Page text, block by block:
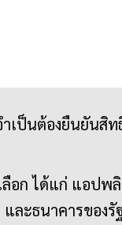
เป็นต้องยืนยันสิ
อก ได้แก่ แอปพ
และธนาคารของรั